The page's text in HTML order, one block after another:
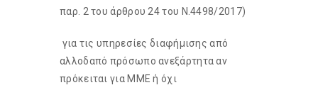
παρ. 2 του άρθρου 24 του Ν.4498/2017)
 για τις υπηρεσίες διαφήμισης από
αλλοδαπό πρόσωπο ανεξάρτητα αν
πρόκειται για ΜΜΕ ή όχι